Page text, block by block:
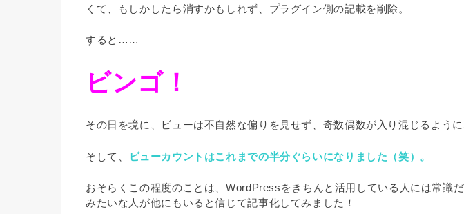
くて、もしかしたら消すかもしれず、プラグイン側の記載を削除。
すると……
ビンゴ！
その日を境に、ビューは不自然な偏りを見せず、奇数偶数が入り混じるように
そして、 ビューカウントはこれまでの半分ぐらいになりました（笑）。
おそらくこの程度のことは、WordPressをきちんと活用している人には常識
みたいな人が他にもいると信じて記事化してみました！